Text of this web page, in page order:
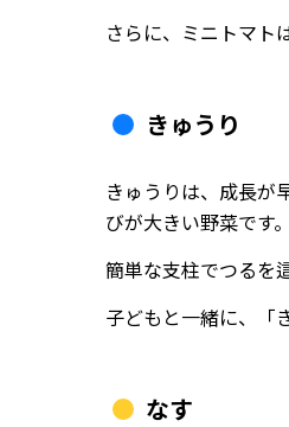
さらに、ミニトマト
きゅうり
きゅうりは、成長が
びが大きい野菜です。
簡単な支柱でつるを
子どもと一緒に、「
なす